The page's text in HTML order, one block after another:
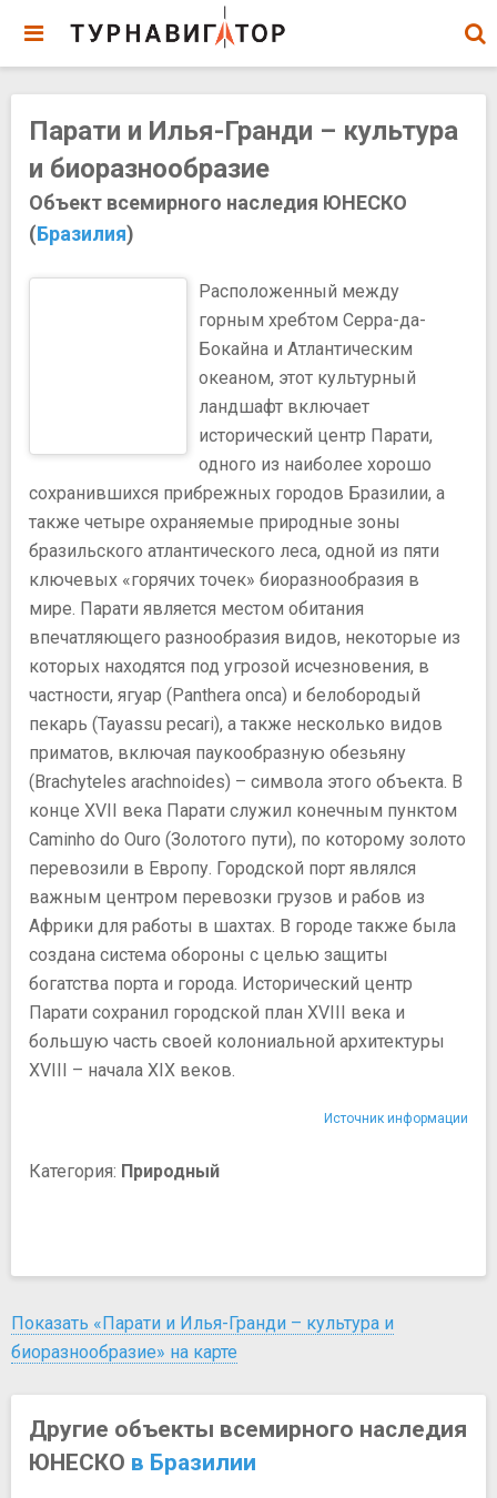
Парати и Илья-Гранди – культура
и биоразнообразие
Объект всемирного наследия ЮНЕСКО
(Бразилия)
Расположенный между
горным хребтом Серра-да-
Бокайна и Атлантическим
океаном, этот культурный
ландшафт включает
исторический центр Парати,
одного из наиболее хорошо
сохранившихся прибрежных городов Бразилии, а
также четыре охраняемые природные зоны
бразильского атлантического леса, одной из пяти
ключевых «горячих точек» биоразнообразия в
мире. Парати является местом обитания
впечатляющего разнообразия видов, некоторые из
которых находятся под угрозой исчезновения, в
частности, ягуар (Panthera onca) и белобородый
пекарь (Tayassu pecari), а также несколько видов
приматов, включая паукообразную обезьяну
(Brachyteles arachnoides) – символа этого объекта. В
конце XVII века Парати служил конечным пунктом
Caminho do Ouro (Золотого пути), по которому золото
перевозили в Европу. Городской порт являлся
важным центром перевозки грузов и рабов из
Африки для работы в шахтах. В городе также была
создана система обороны с целью защиты
богатства порта и города. Исторический центр
Парати сохранил городской план XVIII века и
большую часть своей колониальной архитектуры
XVIII – начала XIX веков.
Источник информации
Категория: Природный
Показать «Парати и Илья-Гранди – культура и
биоразнообразие» на карте
Другие объекты всемирного наследия
ЮНЕСКО в Бразилии